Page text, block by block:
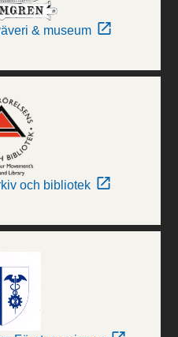
& museum
och bibliotek